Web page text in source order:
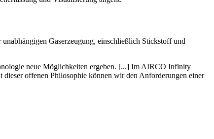
Gaserzeugung, einschließlich Stickstoff und
neue Möglichkeiten ergeben. [...] Im AIRCO Infinity
offenen Philosophie können wir den Anforderungen einer